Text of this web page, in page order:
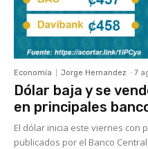
Economía Jorge Hernandez - 7
Dólar baja y se
en principales
El dólar inicia este viernes con
publicados por el Banco